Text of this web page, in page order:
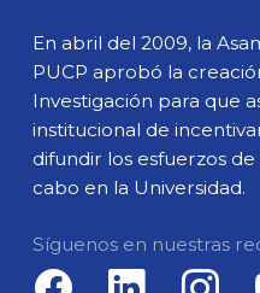
En abril del 2009, la
PUCP aprobó la
Investigación para que
institucional de
difundir los esfuerzos
cabo en la Universidad.
Síguenos en nuestras